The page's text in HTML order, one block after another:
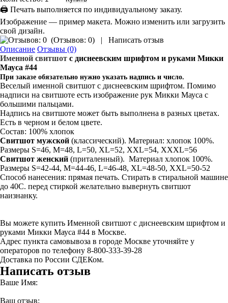
🖨 Печать выполняется по индивидуальному заказу.
Изображение — пример макета. Можно изменить или загрузить
свой дизайн.
(Отзывов: 0) |
Написать отзыв
Описание Отзывы (0)
Именной свитшот с диснеевским шрифтом и руками Микки
Мауса #44
При заказе обязательно нужно указать надпись и число.
Веселый именной свитшот с диснеевским шрифтом. Помимо
надписи на свитшоте есть изображение рук Микки Мауса с
большими пальцами.
Надпись на свитшоте может быть выполнена в разных цветах.
Есть в черном и белом цвете.
Состав: 100% хлопок
Свитшот мужской (классический). Материал: хлопок 100%.
Размеры S=46, M=48, L=50, XL=52, XXL=54, XXXL=56
Свитшот женский (приталенный). Материал хлопок 100%.
Размеры S=42-44, M=44-46, L=46-48, XL=48-50, XXL=50-52
Способ нанесения: прямая печать. Стирать в стиральной машине
до 40С. перед стиркой желательно вывернуть свитшот
наизнанку.
Вы можете купить Именной свитшот с диснеевским шрифтом и
руками Микки Мауса #44 в Москве.
Адрес пункта самовывоза в городе Москве уточняйте у
операторов по телефону 8-800-333-39-28
Доставка по России СДЕКом.
Написать отзыв
Ваше Имя:
Ваш отзыв: